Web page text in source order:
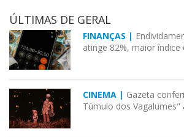
ÚLTIMAS DE GERAL
FINANÇAS |
atinge 82%, maior índice
CINEMA | Gazeta
Túmulo dos Vagalumes"